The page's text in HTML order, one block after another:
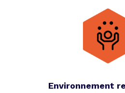
Environnement